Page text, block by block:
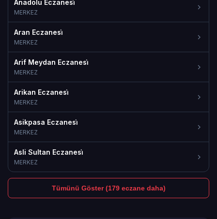
Anadolu Eczanesi̇
MERKEZ
Aran Eczanesi̇
MERKEZ
Arif Meydan Eczanesi̇
MERKEZ
Arikan Eczanesi̇
MERKEZ
Asikpasa Eczanesi̇
MERKEZ
Asli Sultan Eczanesi̇
MERKEZ
Tümünü Göster (179 eczane daha)